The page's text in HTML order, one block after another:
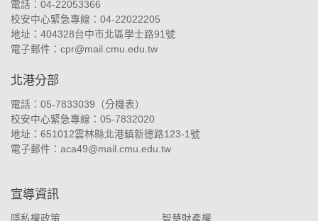
電話：04-22053366
校安中心緊急專線：04-22022205
地址： 404328台中市北區學士路91號
電子郵件： cpr@mail.cmu.edu.tw
北港分部
電話：05-7833039（分機表）
校安中心緊急專線：05-7832020
地址： 651012雲林縣北港鎮新德路123-1號
電子郵件： aca49@mail.cmu.edu.tw
宣導資訊
隱私權政策 智慧財產權